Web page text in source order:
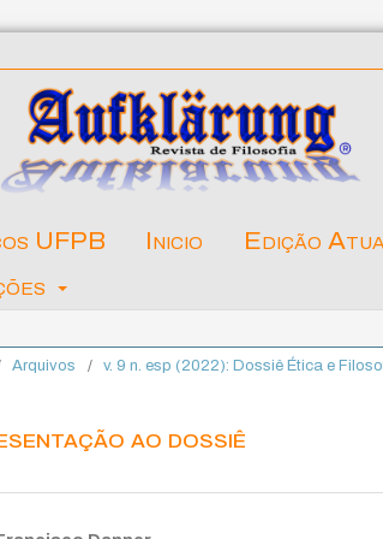
UFPB Inicio Edição
Arquivos / v. 9 n. esp (2022): Dossiê Ética e
ao dossiê